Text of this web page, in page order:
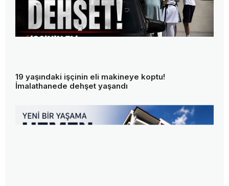
19 yaşındaki işçinin eli makineye koptu!
İmalathanede dehşet yaşandı